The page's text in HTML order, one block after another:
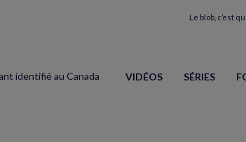
Le blob, c’est
VIDÉOS SÉRIES
identifié au Canada